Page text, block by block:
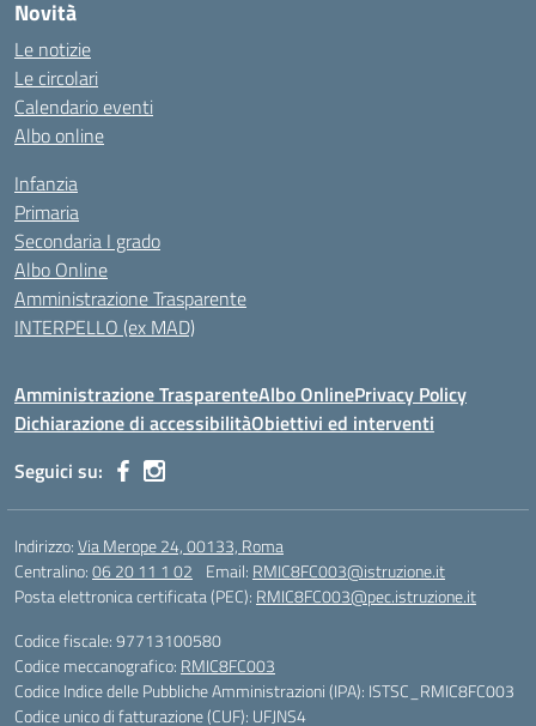
Novità
Le notizie
Le circolari
Calendario eventi
Albo online
Infanzia
Primaria
Secondaria I grado
Albo Online
Amministrazione Trasparente
INTERPELLO (ex MAD)
Amministrazione TrasparenteAlbo OnlinePrivacy Policy
Dichiarazione di accessibilitàObiettivi ed interventi
Seguici su:
Indirizzo:Via Merope 24, 00133, Roma
Centralino:06 20 11 1 02 Email: RMIC8FC003@istruzione.it
Posta elettronica certificata (PEC): RMIC8FC003@pec.istruzione.it
Codice fiscale: 97713100580
Codice meccanografico: RMIC8FC003
Codice Indice delle Pubbliche Amministrazioni (IPA): ISTSC_RMIC8FC003
Codice unico di fatturazione (CUF): UFJNS4